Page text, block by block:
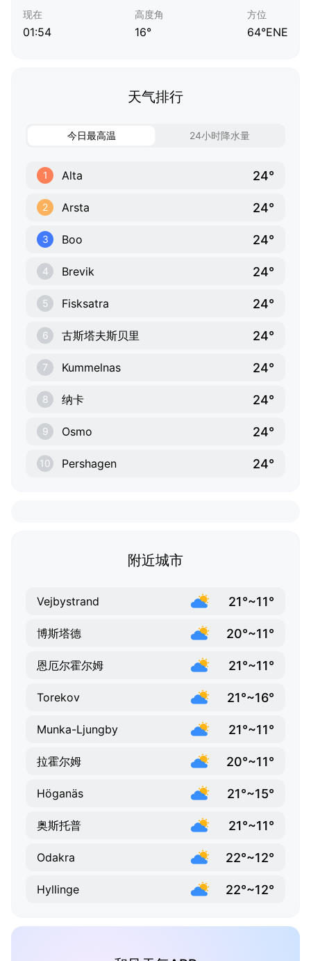
现在
01:54
高度角
16°
方位
64°ENE
天气排行
今日最高温 24小时降水量
1 Alta 24°
2 Arsta 24°
3 Boo 24°
4 Brevik 24°
5 Fisksatra 24°
6 古斯塔夫斯贝里 24°
7 Kummelnas 24°
8 纳卡 24°
9 Osmo 24°
10 Pershagen 24°
附近城市
Vejbystrand 21°~11°
博斯塔德 20°~11°
恩厄尔霍尔姆 21°~11°
Torekov 21°~16°
Munka-Ljungby 21°~11°
拉霍尔姆 20°~11°
Höganäs 21°~15°
奥斯托普 21°~11°
Odakra 22°~12°
Hyllinge 22°~12°